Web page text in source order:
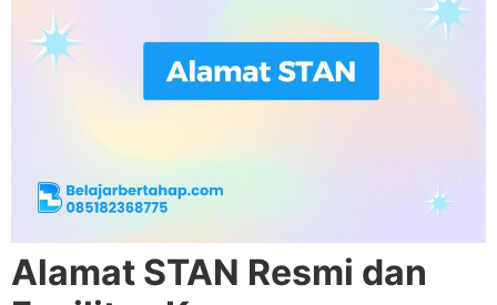
Alamat STAN Resmi dan